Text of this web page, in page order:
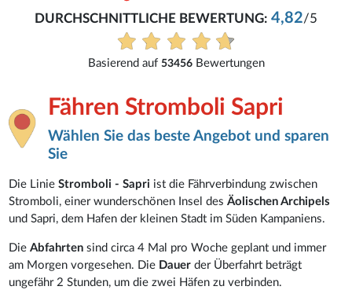
DURCHSCHNITTLICHE BEWERTUNG: 4,82/5
Basierend auf 53456Bewertungen
Fähren Stromboli Sapri
Wählen Sie das beste Angebot und sparen
Sie
Die LinieStromboli - Sapri ist die Fährverbindung zwischen
Stromboli, einer wunderschönen Insel desÄolischen Archipels
und Sapri, dem Hafen der kleinen Stadt im Süden Kampaniens.
DieAbfahrten sind circa 4 Mal pro Woche geplant und immer
am Morgen vorgesehen. Die Dauer der Überfahrt beträgt
ungefähr 2 Stunden, um die zwei Häfen zu verbinden.